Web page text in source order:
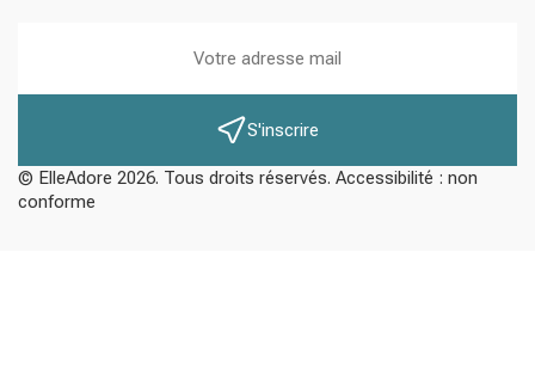
S'inscrire
© ElleAdore 2026. Tous droits réservés. Accessibilité : non
conforme